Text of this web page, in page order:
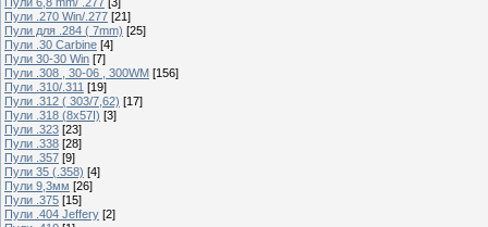
Пули .270 Win/.277 [21]
Пули для .284 ( 7mm) [25]
Пули .30 Carbine [4]
Пули 30-30 Win [7]
Пули .308 , 30-06 , 300WM [156]
Пули .310/.311 [19]
Пули .312 ( 303/7,62) [17]
Пули .318 (8х57I) [3]
Пули .323 [23]
Пули .338 [28]
Пули .357 [9]
Пули 35 (.358) [4]
Пули 9,3мм [26]
Пули .375 [15]
Пули .404 Jeffery [2]